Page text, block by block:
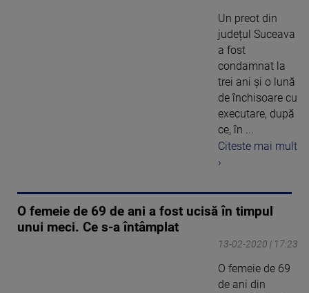
Un preot din
județul Suceava
a fost
condamnat la
trei ani și o lună
de închisoare cu
executare, după
ce, în ...
Citeste mai mult
›
O femeie de 69 de ani a fost ucisă în timpul
unui meci. Ce s-a întâmplat
13-02-2020 | 17:23
O femeie de 69
de ani din